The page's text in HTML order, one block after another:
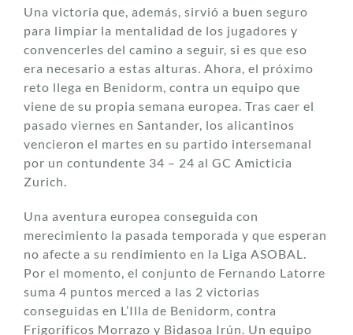
Una victoria que, además, sirvió a buen seguro
para limpiar la mentalidad de los jugadores y
convencerles del camino a seguir, si es que eso
era necesario a estas alturas. Ahora, el próximo
reto llega en Benidorm, contra un equipo que
viene de su propia semana europea. Tras caer el
pasado viernes en Santander, los alicantinos
vencieron el martes en su partido intersemanal
por un contundente 34 – 24 al GC Amicticia
Zurich.
Una aventura europea conseguida con
merecimiento la pasada temporada y que esperan
no afecte a su rendimiento en la Liga ASOBAL.
Por el momento, el conjunto de Fernando Latorre
suma 4 puntos merced a las 2 victorias
conseguidas en L’Illa de Benidorm, contra
Frigoríficos Morrazo y Bidasoa Irún. Un equipo